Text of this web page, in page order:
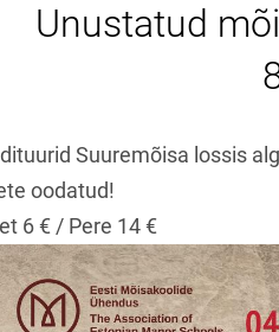
Unustatud
Suuremõisa lossis
oodatud!
6 € / Pere 14 €